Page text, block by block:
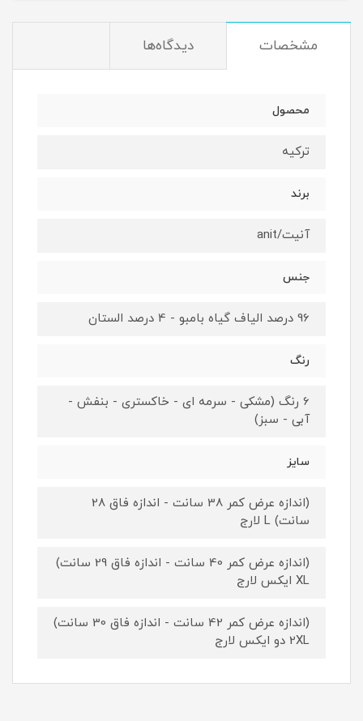
مشخصات دیدگاه‌ها
محصول
ترکیه
برند
آنیت/anit
جنس
96 درصد الیاف گیاه بامبو - 4 درصد الستان
رنگ
6 رنگ (مشکی - سرمه ای - خاکستری - بنفش -
آبی - سبز)
سایز
(اندازه عرض کمر 38 سانت - اندازه فاق 28
سانت) L لارج
(اندازه عرض کمر 40 سانت - اندازه فاق 29 سانت)
XL ایکس لارج
(اندازه عرض کمر 42 سانت - اندازه فاق 30 سانت)
2XL دو ایکس لارج